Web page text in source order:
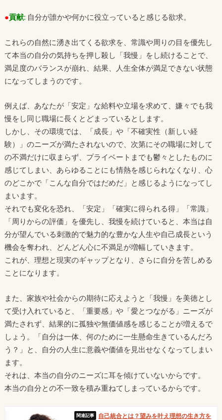
●貢献: 自分が誰かや何かに役立っていると感じる欲求。
これらの自然に湧き出てくる欲求を、常識や周りの目を優先し
て本当の自分の気持ちを押し殺し「我慢」をし続けることで、
満足度のバランスが崩れ、結果、人生全体が満足できない状態
になってしまうのです。
例えば、あなたが「安定」な給料や立場を求めて、嫌々でも我
慢をし同じ職場に長くとどまっているとします。
しかし、その環境では、「成長」や「不確実性（新しい経
験）」のニーズが満たされないので、次第にその職場に対して
の不満だけに収まらず、プライベートまでも鬱々としたものに
感じてしまい、あらゆることにも情熱を感じられなくなり、心
のどこかで「こんな自分ではだめだ」と感じるようになってし
まいます。
それでも変化を恐れ、「安定」「確実に得られる得」「常識」
「周りからの評価」を優先し、我慢を続けていると、本当は自
分が望んでいる刺激的で魅力的な豊かな人生や自己成長という
機会を奪われ、どんどん心に不満足が増幅していきます。
これが、理想と現実のギャップとなり、さらに自分を苦しめる
ことになります。
また、家族や社会からの期待に応えようと「我慢」を美徳とし
て受け入れていると、「重要感」や「愛とつながる」ニーズが
満たされず、結果的に孤独や無価値感を感じることが増えるで
しょう。「自分は一体、何のために一生懸命生きているんだろ
う？」と、自分の人生に意義や価値を見出せなくなってしまい
ます。
それは、本当の自分のニーズに耳を傾けていないからです。
本当の自分との不一致を積み重ねてしまっているからです。
自己統合とは？望みを叶え理想の生き方を